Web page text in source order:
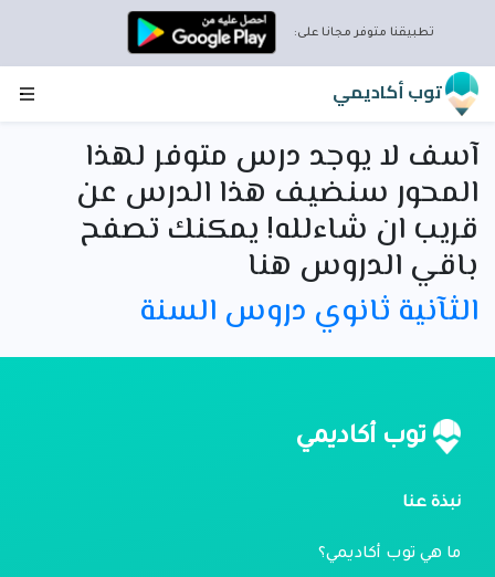
تطبيقنا متوفر مجانا على:
توب أكاديمي
آسف لا يوجد درس متوفر لهذا
المحور سنضيف هذا الدرس عن
قريب ان شاءلله! يمكنك تصفح
باقي الدروس هنا
الثآنية ثانوي دروس السنة
توب أكاديمي
نبذة عنا
ما هي توب أكاديمي؟